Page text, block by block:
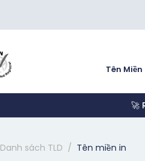
Tên Miền
🚀
Danh sách TLD Tên miền in